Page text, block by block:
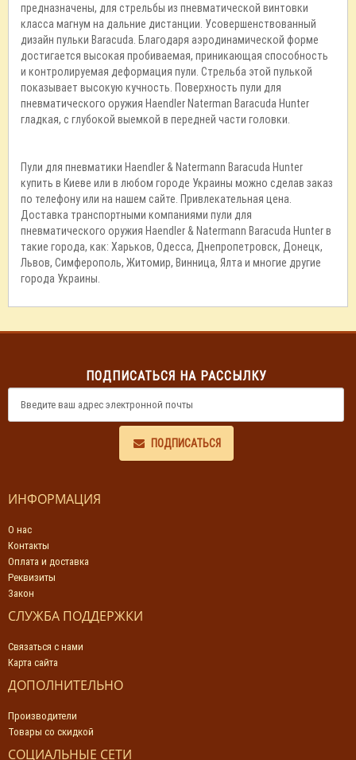
предназначены, для стрельбы из пневматической винтовки
класса магнум на дальние дистанции. Усовершенствованный
дизайн пульки Baracuda. Благодаря аэродинамической форме
достигается высокая пробиваемая, приникающая способность
и контролируемая деформация пули. Стрельба этой пулькой
показывает высокую кучность. Поверхность пули для
пневматического оружия Haendler Naterman Baracuda Hunter
гладкая, с глубокой выемкой в передней части головки.
Пули для пневматики Haendler & Natermann Baracuda Hunter
купить в Киеве или в любом городе Украины можно сделав заказ
по телефону или на нашем сайте. Привлекательная цена.
Доставка транспортными компаниями пули для
пневматического оружия Haendler & Natermann Baracuda Hunter в
такие города, как: Харьков, Одесса, Днепропетровск, Донецк,
Львов, Симферополь, Житомир, Винница, Ялта и многие другие
города Украины.
ПОДПИСАТЬСЯ НА РАССЫЛКУ
ПОДПИСАТЬСЯ
ИНФОРМАЦИЯ
О нас
Контакты
Оплата и доставка
Реквизиты
Закон
СЛУЖБА ПОДДЕРЖКИ
Связаться с нами
Карта сайта
ДОПОЛНИТЕЛЬНО
Производители
Товары со скидкой
СОЦИАЛЬНЫЕ СЕТИ